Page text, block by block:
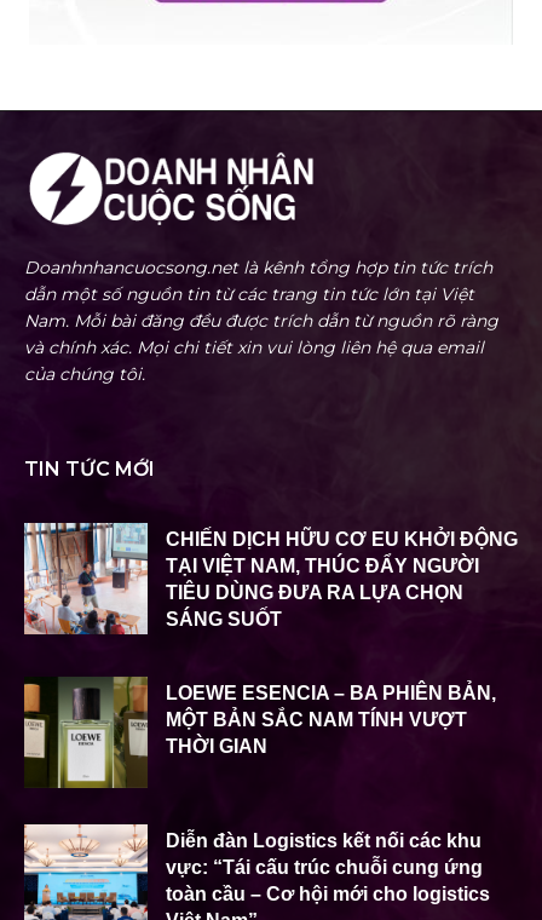
Doanhnhancuocsong.net là kênh tổng hợp tin tức trích
dẫn một số nguồn tin từ các trang tin tức lớn tại Việt
Nam. Mỗi bài đăng đều được trích dẫn từ nguồn rõ ràng
và chính xác. Mọi chi tiết xin vui lòng liên hệ qua email
của chúng tôi.
TIN TỨC MỚI
CHIẾN DỊCH HỮU CƠ EU KHỞI ĐỘNG
TẠI VIỆT NAM, THÚC ĐẨY NGƯỜI
TIÊU DÙNG ĐƯA RA LỰA CHỌN
SÁNG SUỐT
LOEWE ESENCIA – BA PHIÊN BẢN,
MỘT BẢN SẮC NAM TÍNH VƯỢT
THỜI GIAN
Diễn đàn Logistics kết nối các khu
vực: “Tái cấu trúc chuỗi cung ứng
toàn cầu – Cơ hội mới cho logistics